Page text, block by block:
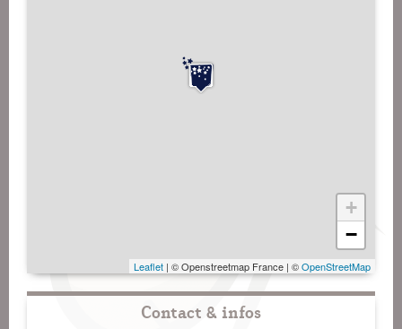
+
−
Leaflet | © Openstreetmap France | ©OpenStreetMap
Contact & infos